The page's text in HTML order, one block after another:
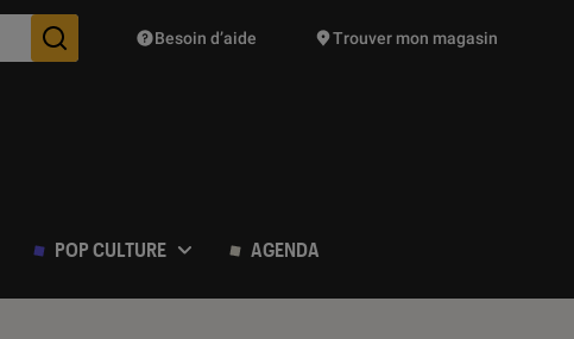
Des suggestions de produits vont vous être proposées
Besoin d’aide Trouver mon magasin
POP CULTURE AGENDA